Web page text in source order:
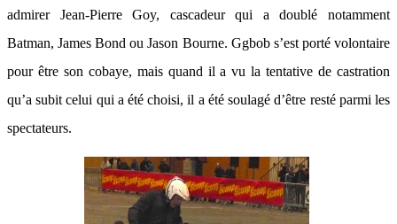
admirer Jean-Pierre Goy, cascadeur qui a doublé notamment
Batman, James Bond ou Jason Bourne. Ggbob s’est porté volontaire
pour être son cobaye, mais quand il a vu la tentative de castration
qu’a subit celui qui a été choisi, il a été soulagé d’être resté parmi les
spectateurs.